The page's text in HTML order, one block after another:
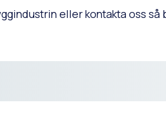
eller kontakta oss så